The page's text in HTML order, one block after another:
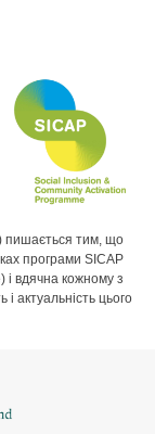
пишається тим, що
програми SICAP
вдячна кожному з
і актуальність цього